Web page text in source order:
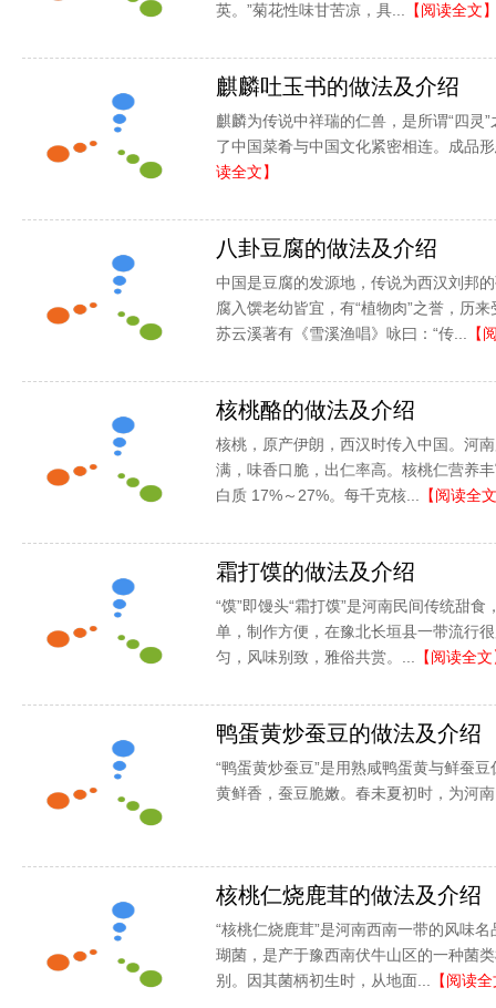
英。”菊花性味甘苦凉，具...
【阅读全文
麒麟吐玉书的做法及介绍
麒麟为传说中祥瑞的仁兽，是所谓“四灵
了中国菜肴与中国文化紧密相连。成品
读全文】
八卦豆腐的做法及介绍
中国是豆腐的发源地，传说为西汉刘邦
腐入馔老幼皆宜，有“植物肉”之誉，历
苏云溪著有《雪溪渔唱》咏曰：“传...
【
核桃酪的做法及介绍
核桃，原产伊朗，西汉时传入中国。河
满，味香口脆，出仁率高。核桃仁营养
白质 17%～27%。每千克核...
【阅读全
霜打馍的做法及介绍
“馍”即馒头“霜打馍”是河南民间传统甜
单，制作方便，在豫北长垣县一带流行
匀，风味别致，雅俗共赏。...
【阅读全
鸭蛋黄炒蚕豆的做法及介绍
“鸭蛋黄炒蚕豆”是用熟咸鸭蛋黄与鲜蚕
黄鲜香，蚕豆脆嫩。春未夏初时，为河
核桃仁烧鹿茸的做法及介绍
“核桃仁烧鹿茸”是河南西南一带的风味
瑚菌，是产于豫西南伏牛山区的一种菌
别。因其菌柄初生时，从地面...
【阅读